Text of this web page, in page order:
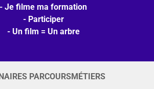
Je filme ma formation
Participer
Un film = Un arbre
PARCOURSMÉTIERS